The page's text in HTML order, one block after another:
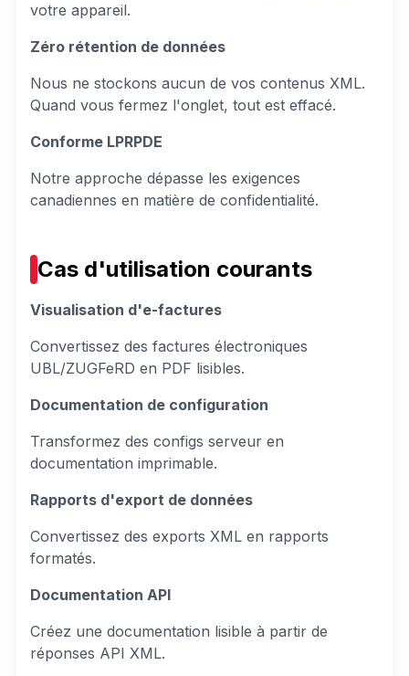
votre appareil.
Zéro rétention de données
Nous ne stockons aucun de vos contenus XML.
Quand vous fermez l'onglet, tout est effacé.
Conforme LPRPDE
Notre approche dépasse les exigences
canadiennes en matière de confidentialité.
Cas d'utilisation courants
Visualisation d'e-factures
Convertissez des factures électroniques
UBL/ZUGFeRD en PDF lisibles.
Documentation de configuration
Transformez des configs serveur en
documentation imprimable.
Rapports d'export de données
Convertissez des exports XML en rapports
formatés.
Documentation API
Créez une documentation lisible à partir de
réponses API XML.